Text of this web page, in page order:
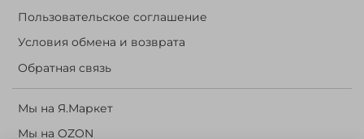
Пользовательское соглашение
Условия обмена и возврата
Обратная связь
Мы на Я.Маркет
Мы на OZON